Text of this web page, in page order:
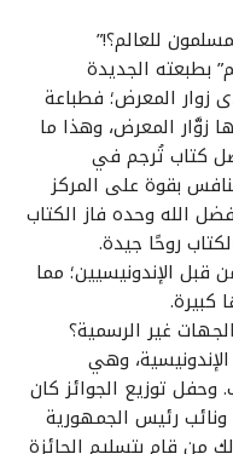
للعالم؟!”
بطبعته الجديدة
زوار المعرض؛ فطباعة
زوَّار المعرض، وهذا ما
كتاب تُرجم في
اختير كمنافس بقوة على المركز
الله وحده فاز الكتاب
روحًا جيدة.
قبل الإندونيسيين؛ مما
كبيرة.
غير الرسمية؟
وهي
توزيع الجوائز كان
ونائب رئيس الجمهورية
من قام بتسليم الجائزة